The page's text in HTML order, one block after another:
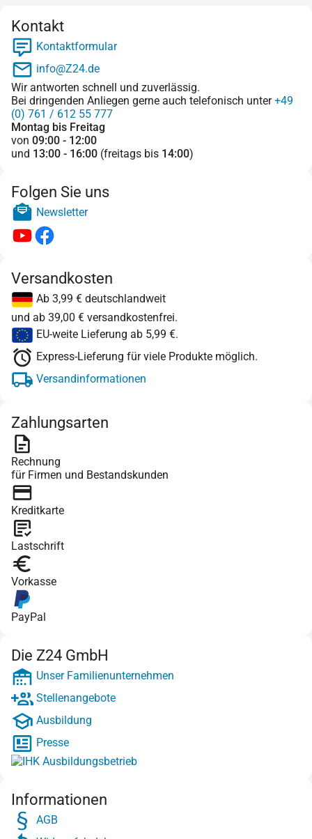
Kontakt
Kontaktformular
info@Z24.de
Wir antworten schnell und zuverlässig.
Bei dringenden Anliegen gerne auch telefonisch unter+49
(0) 761 / 612 55 777
Montag bis Freitag
von 09:00 - 12:00
und 13:00 - 16:00 (freitags bis 14:00)
Folgen Sie uns
Newsletter
Versandkosten
Ab 3,99 € deutschlandweit
und ab 39,00 € versandkostenfrei.
EU-weite Lieferung ab 5,99 €.
Express-Lieferung für viele Produkte möglich.
Versandinformationen
Zahlungsarten
Rechnung
für Firmen und Bestandskunden
Kreditkarte
Lastschrift
Vorkasse
PayPal
Die Z24 GmbH
Unser Familienunternehmen
Stellenangebote
Ausbildung
Presse
Informationen
AGB